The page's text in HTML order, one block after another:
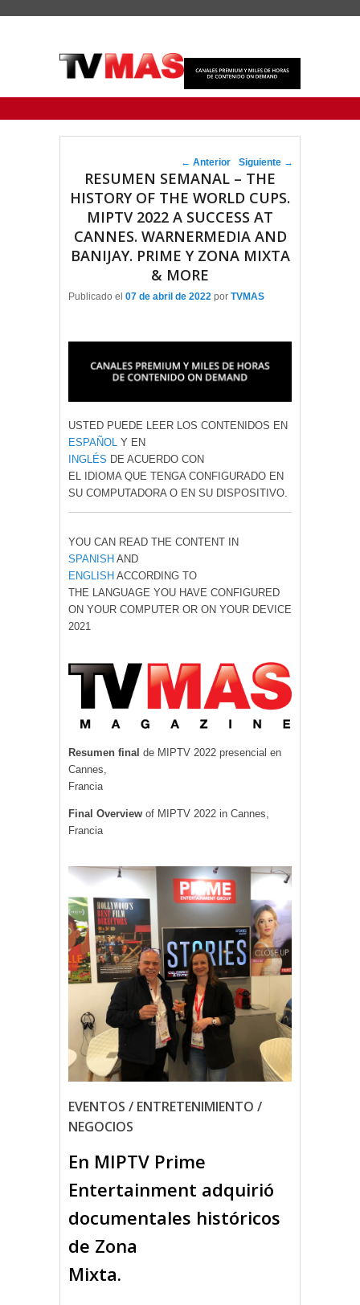
Navegador de artículos
← Anterior Siguiente →
RESUMEN SEMANAL – THE
HISTORY OF THE WORLD CUPS.
MIPTV 2022 A SUCCESS AT
CANNES. WARNERMEDIA AND
BANIJAY. PRIME Y ZONA MIXTA
& MORE
Publicado el 07 de abril de 2022 por TVMAS
USTED PUEDE LEER LOS CONTENIDOS EN
ESPAÑOL Y EN
INGLÉS DE ACUERDO CON
EL IDIOMA QUE TENGA CONFIGURADO EN
SU COMPUTADORA O EN SU DISPOSITIVO.
YOU CAN READ THE CONTENT IN
SPANISH AND
ENGLISH ACCORDING TO
THE LANGUAGE YOU HAVE CONFIGURED
ON YOUR COMPUTER OR ON YOUR DEVICE
2021
Resumen final de MIPTV 2022 presencial en
Cannes,
Francia
Final Overview of MIPTV 2022 in Cannes,
Francia
EVENTOS / ENTRETENIMIENTO /
NEGOCIOS
En MIPTV Prime
Entertainment adquirió
documentales históricos
de Zona
Mixta.